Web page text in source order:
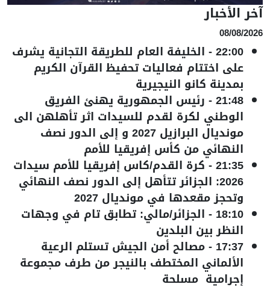
آخر الأخبار
08/08/2026
22:00
- الخليفة العام للطريقة التجانية يشرف
على اختتام فعاليات تحفيظ القرآن الكريم
بمدينة كانو النيجيرية
21:48
- رئيس الجمهورية يهنئ الفريق
الوطني لكرة لقدم للسيدات اثر تأهلهن الى
مونديال البرازيل 2027 و إلى الدور نصف
النهائي من كأس إفريقيا للأمم
21:35
-كرة القدم/كاس إفريقيا للأمم سيدات
2026: الجزائر تتأهل إلى الدور نصف النهائي
وتحجز مقعدها في مونديال 2027
18:10
- الجزائر/مالي: تطابق تام في وجهات
النظر بين البلدين
17:37
-مصالح أمن الجيش تستلم الرعية
الألماني المختطف بالنيجر من طرف مجموعة
إجرامية مسلحة